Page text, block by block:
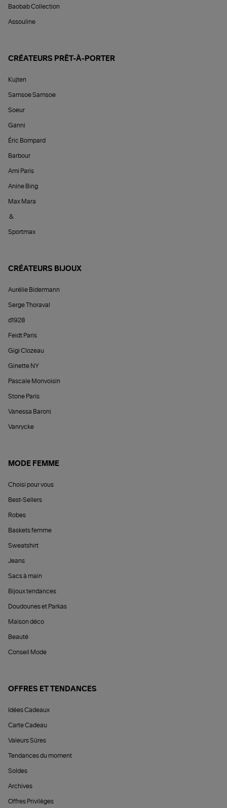
Baobab Collection
Assouline
CRÉATEURS PRÊT-À-PORTER
Kujten
Samsoe Samsoe
Soeur
Ganni
Éric Bompard
Barbour
Ami Paris
Anine Bing
Max Mara
&
Sportmax
CRÉATEURS BIJOUX
Aurélie Bidermann
Serge Thoraval
d1928
Feidt Paris
Gigi Clozeau
Ginette NY
Pascale Monvoisin
Stone Paris
Vanessa Baroni
Vanrycke
MODE FEMME
Choisi pour vous
Best-Sellers
Robes
Baskets femme
Sweatshirt
Jeans
Sacs à main
Bijoux tendances
Doudounes et Parkas
Maison déco
Beauté
Conseil Mode
OFFRES ET TENDANCES
Idées Cadeaux
Carte Cadeau
Valeurs Sûres
Tendances du moment
Soldes
Archives
Offres Privilèges